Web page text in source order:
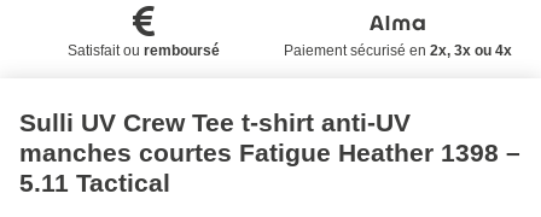
Satisfait ou remboursé Paiement sécurisé en 2x, 3x ou 4x
Sulli UV Crew Tee t-shirt anti-UV
manches courtes Fatigue Heather 1398 –
5.11 Tactical